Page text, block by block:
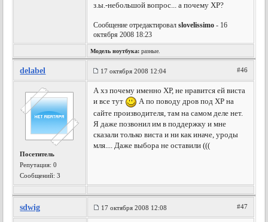
з.ы.-небольшой вопрос... а почему ХР?
Сообщение отредактировалslovelissimo - 16
октября 2008 18:23
Модель ноутбука: разные.
delabel 17 октября 2008 12:04 #46
Посетитель
Репутация:0
Сообщений: 3
А хз почему именно ХР, не нравится ей виста
и все тут
А по поводу дров под ХР на
сайте производителя, там на самом деле нет.
Я даже позвонил им в поддержку и мне
сказали только виста и ни как иначе, уроды
мля.... Даже выбора не оставили (((
sdwig 17 октября 2008 12:08 #47